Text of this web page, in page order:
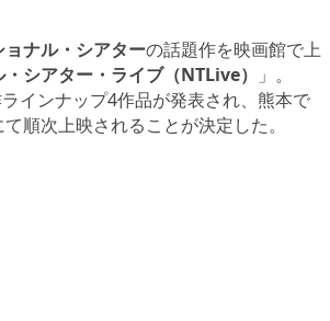
ナル・シアターの話題作を映画館で上
シアター・ライブ（NTLive）
」。
インナップ4作品が発表され、熊本で
て順次上映されることが決定した。